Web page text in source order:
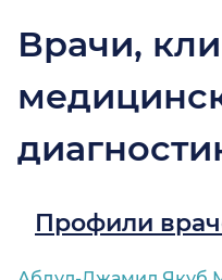
Врачи,
Профили